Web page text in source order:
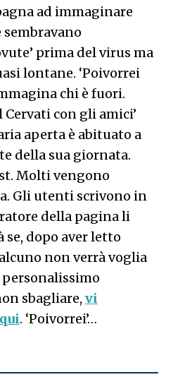
ad immaginare
prima del virus ma
lontane. ‘Poivorrei
chi è fuori.
Cervati con gli amici’
aperta è abituato a
della sua giornata.
Molti vengono
Gli utenti scrivono in
della pagina li
se, dopo aver letto
non verrà voglia
sbagliare, vi
. ‘Poivorrei’…